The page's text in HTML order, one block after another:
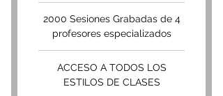
2000 Sesiones Grabadas de 4
profesores especializados
ACCESO A TODOS LOS
ESTILOS DE CLASES